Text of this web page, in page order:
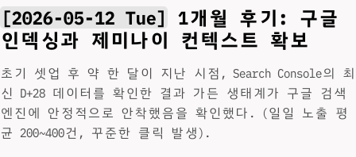
[2026-05-12 Tue]
1개월 후기: 구글
인덱싱과 제미나이 컨텍스트 확보
초기 셋업 후 약 한 달이 지난 시점, Search Console의 최
신 D+28 데이터를 확인한 결과 가든 생태계가 구글 검색
엔진에 안정적으로 안착했음을 확인했다. (일일 노출 평
균 200~400건, 꾸준한 클릭 발생).